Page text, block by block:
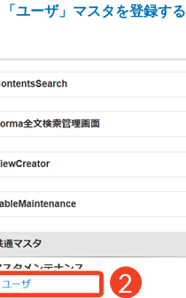
ユーザ」マスタを登録する